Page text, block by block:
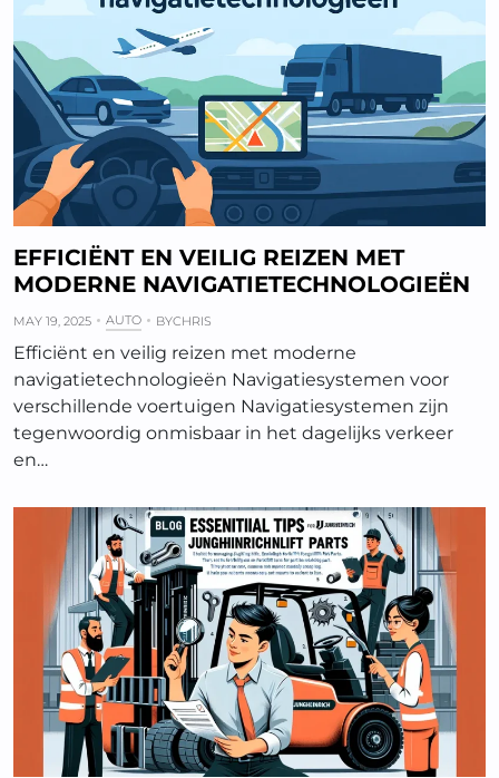
EFFICIËNT EN VEILIG REIZEN MET
MODERNE NAVIGATIETECHNOLOGIEËN
MAY 19, 2025 AUTO BYCHRIS
Efficiënt en veilig reizen met moderne
navigatietechnologieën Navigatiesystemen voor
verschillende voertuigen Navigatiesystemen zijn
tegenwoordig onmisbaar in het dagelijks verkeer
en…